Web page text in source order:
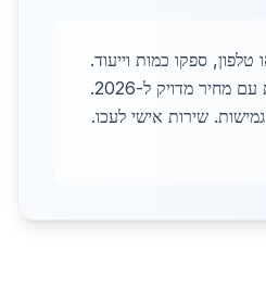
טלפון, ספקו כמות וייעוד.
תשובה תוך 24 שעות עם מחיר מדויק ל-2026.
שירות אישי לעכו.